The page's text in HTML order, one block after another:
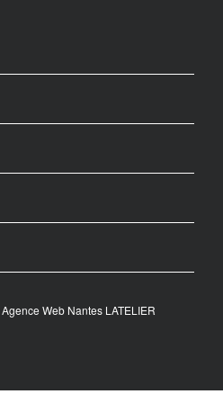
Agence Web Nantes LATELIER